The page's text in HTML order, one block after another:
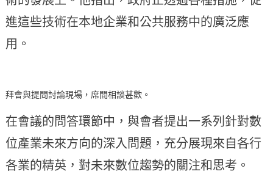
進這些技術在本地企業和公共服務中的廣泛應
用。
拜會與提問討論現場，席間相談甚歡。
在會議的問答環節中，與會者提出一系列針對數
位產業未來方向的深入問題，充分展現來自各行
各業的精英，對未來數位趨勢的關注和思考。